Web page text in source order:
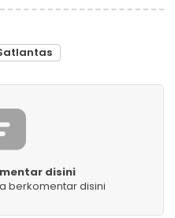
disini
berkomentar disini